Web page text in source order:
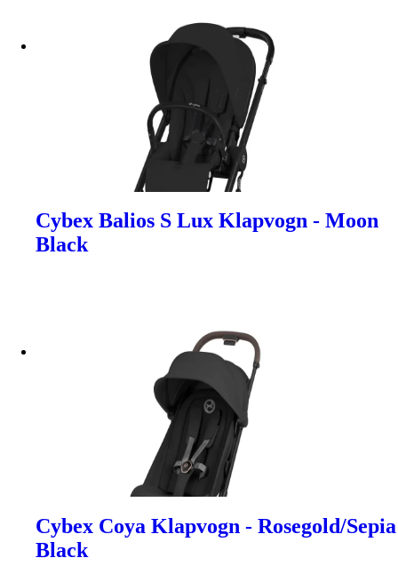
Cybex Balios S Lux Klapvogn - Moon
Black
Cybex Coya Klapvogn - Rosegold/Sepia
Black